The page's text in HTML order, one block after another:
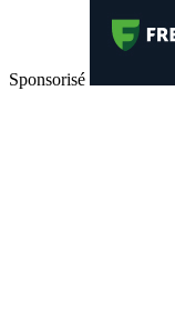
Sponsorisé